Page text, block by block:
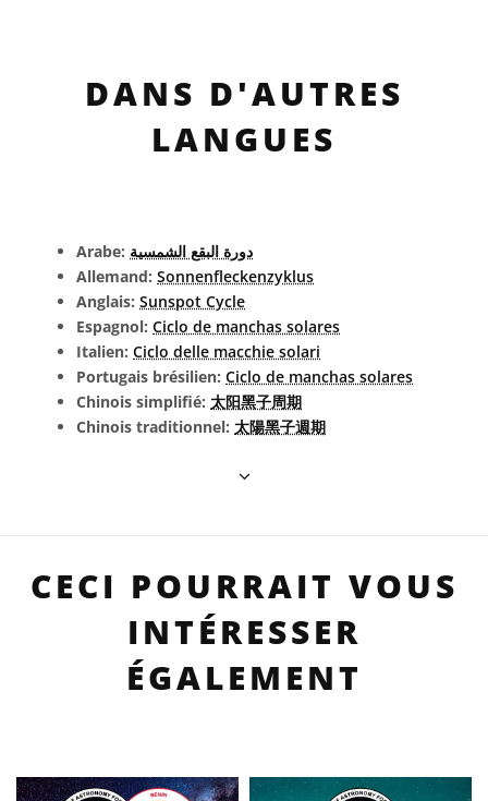
DANS D'AUTRES
LANGUES
Arabe: دورة البقع الشمسية
Allemand: Sonnenfleckenzyklus
Anglais: Sunspot Cycle
Espagnol: Ciclo de manchas solares
Italien: Ciclo delle macchie solari
Portugais brésilien: Ciclo de manchas solares
Chinois simplifié: 太阳黑子周期
Chinois traditionnel: 太陽黑子週期
CECI POURRAIT VOUS
INTÉRESSER
ÉGALEMENT